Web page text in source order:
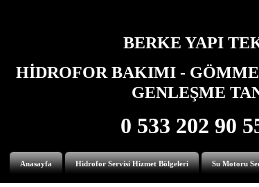
BERKE YAPI
HİDROFOR BAKIMI -
GENLEŞME
0 533 202 90
Anasayfa Hidrofor Servisi Hizmet Bölgeleri Su Motoru